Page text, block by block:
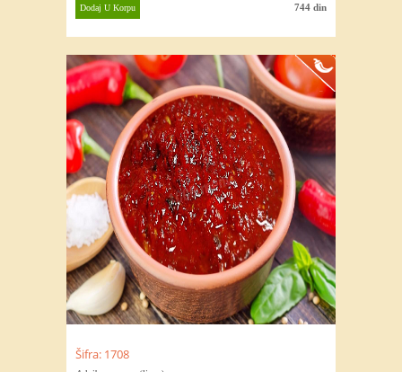
744 din
Dodaj U Korpu
Šifra: 1708